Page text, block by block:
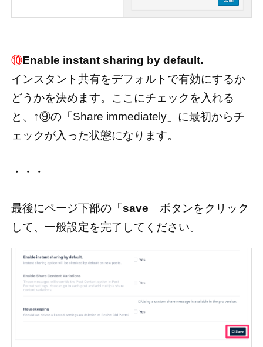
⑩Enable instant sharing by default.
インスタント共有をデフォルトで有効にするか
どうかを決めます。ここにチェックを入れる
と、↑⑨の「Share immediately」に最初からチ
ェックが入った状態になります。
・・・
最後にページ下部の「 save 」ボタンをクリック
して、一般設定を完了してください。